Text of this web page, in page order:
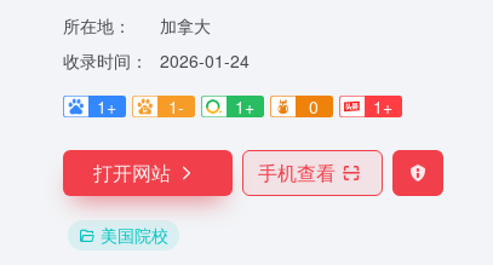
所在地：
加拿大
收录时间：
2026-01-24
1+
1- 1+ 0 1+
打开网站 手机查看
美国院校